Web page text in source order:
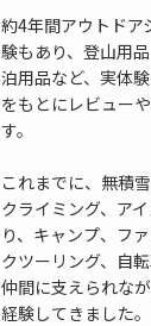
約4年間アウトドア
験もあり、登山用
泊用品など、実体
をもとにレビュー
す。
これまでに、無積
クライミング、ア
り、キャンプ、フ
クツーリング、自
仲間に支えられな
経験してきました。